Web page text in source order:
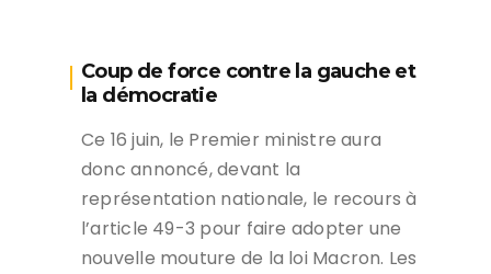
Coup de force contre la gauche et
la démocratie
Ce 16 juin, le Premier ministre aura
donc annoncé, devant la
représentation nationale, le recours à
l’article 49-3 pour faire adopter une
nouvelle mouture de la loi Macron. Les